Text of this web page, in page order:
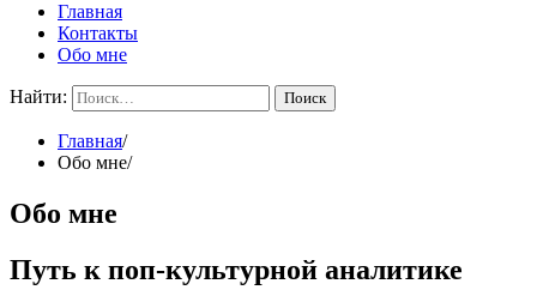
Главная
Контакты
Обо мне
Найти:
Главная
Обо мне
Обо мне
Путь к поп-культурной аналитике